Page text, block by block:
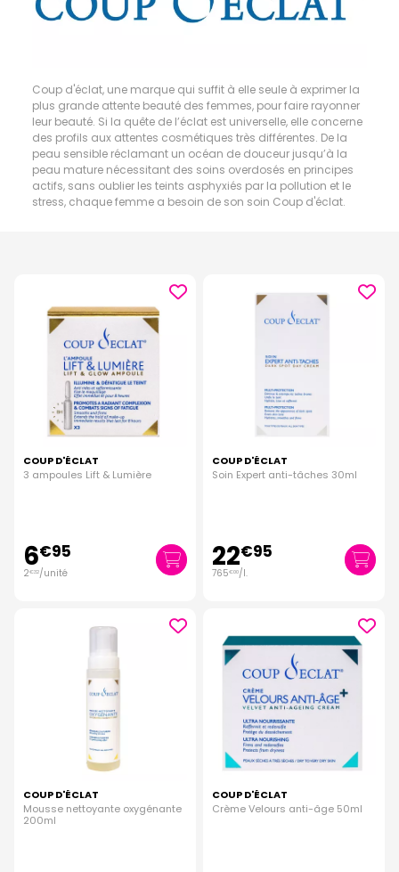
Coup d'éclat, une marque qui suffit à elle seule à exprimer la
plus grande attente beauté des femmes, pour faire rayonner
leur beauté. Si la quête de l’éclat est universelle, elle concerne
des profils aux attentes cosmétiques très différentes. De la
peau sensible réclamant un océan de douceur jusqu’à la
peau mature nécessitant des soins overdosés en principes
actifs, sans oublier les teints asphyxiés par la pollution et le
stress, chaque femme a besoin de son soin Coup d'éclat.
COUP D'ÉCLAT
3 ampoules Lift & Lumière
6€95
2€32/unité
COUP D'ÉCLAT
Soin Expert anti-tâches 30ml
22€95
765€00/l.
COUP D'ÉCLAT
Mousse nettoyante oxygénante
200ml
COUP D'ÉCLAT
Crème Velours anti-âge 50ml